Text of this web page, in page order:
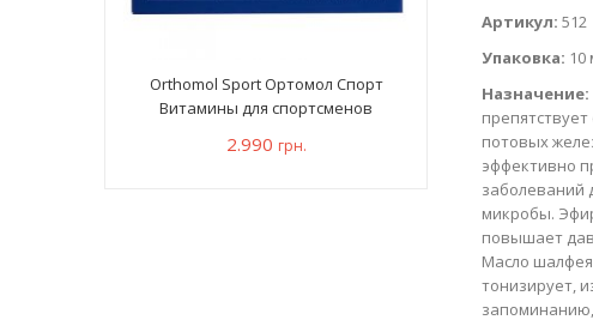
Артикул: 512
Упаковка: 10
Назначение:
потовых
эффективно
заболеваний
микробы.
повышает
Масло
тонизирует,
Orthomol Sport Ортомол Спорт
Витамины для спортсменов
2.990 грн.